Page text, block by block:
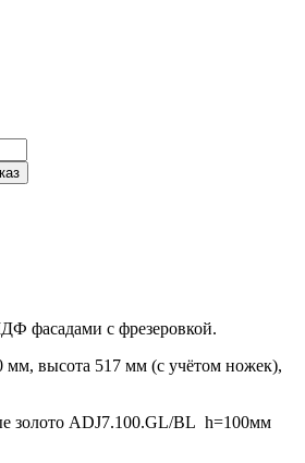
фасадами с фрезеровкой.
мм, высота 517 мм (с учётом ножек),
золото ADJ7.100.GL/BL h=100мм